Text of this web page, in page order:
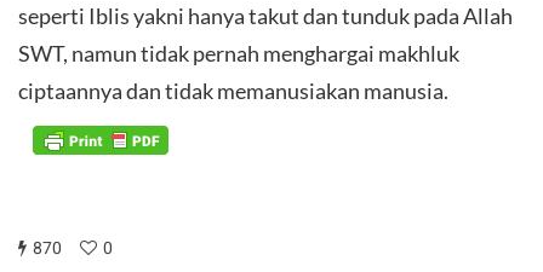
seperti Iblis yakni hanya takut dan tunduk pada Allah
SWT, namun tidak pernah menghargai makhluk
ciptaannya dan tidak memanusiakan manusia.
870 0